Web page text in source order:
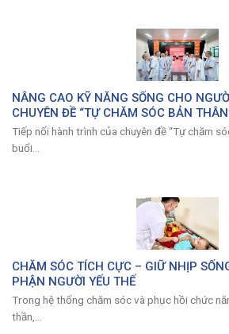
NÂNG CAO KỸ NĂNG SỐNG CHO
CHUYÊN ĐỀ “TỰ CHĂM SÓC BẢN
Tiếp nối hành trình của chuyên đề “Tự chăm
buổi...
CHĂM SÓC TÍCH CỰC – GIỮ NHỊP
PHẬN NGƯỜI YẾU THẾ
Trong hệ thống chăm sóc và phục hồi chức
thần,...